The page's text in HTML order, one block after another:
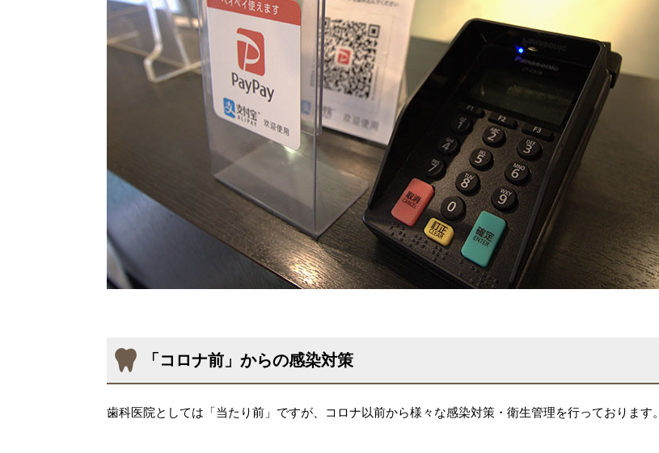
「コロナ前」からの感染対策
歯科医院としては「当たり前」ですが、コロナ以前から様々な感染対策・衛生管理を行っております。